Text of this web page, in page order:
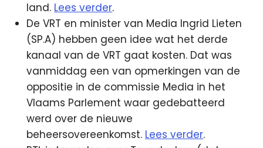
land. Lees verder.
De VRT en minister van Media Ingrid Lieten
(SP.A) hebben geen idee wat het derde
kanaal van de VRT gaat kosten. Dat was
vanmiddag een van opmerkingen van de
oppositie in de commissie Media in het
Vlaams Parlement waar gedebatteerd
werd over de nieuwe
beheersovereenkomst. Lees verder.